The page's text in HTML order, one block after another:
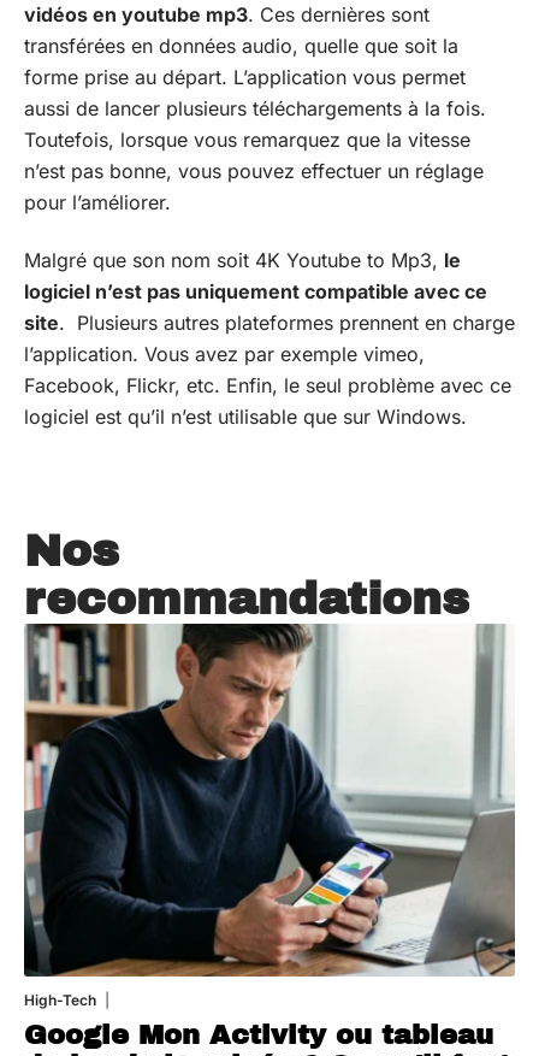
vidéos en youtube mp3. Ces dernières sont
transférées en données audio, quelle que soit la
forme prise au départ. L’application vous permet
aussi de lancer plusieurs téléchargements à la fois.
Toutefois, lorsque vous remarquez que la vitesse
n’est pas bonne, vous pouvez effectuer un réglage
pour l’améliorer.
Malgré que son nom soit 4K Youtube to Mp3, le
logiciel n’est pas uniquement compatible avec ce
site. Plusieurs autres plateformes prennent en charge
l’application. Vous avez par exemple vimeo,
Facebook, Flickr, etc. Enfin, le seul problème avec ce
logiciel est qu’il n’est utilisable que sur Windows.
Nos
recommandations
High-Tech
Google Mon Activity ou tableau